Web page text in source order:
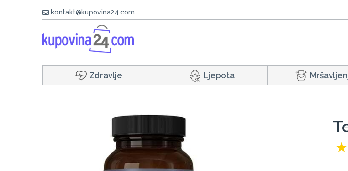
kontakt@kupovina24.com
Zdravlje Ljepota
★